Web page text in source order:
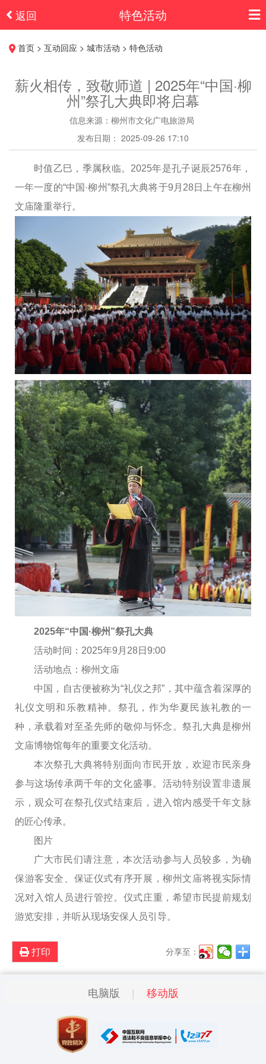
返回 特色活动
首页 > 互动回应 > 城市活动 > 特色活动
薪火相传，致敬师道 | 2025年“中国·柳
州”祭孔大典即将启幕
信息来源：柳州市文化广电旅游局
发布日期： 2025-09-26 17:10
时值乙巳，季属秋临。2025年是孔子诞辰2576年，
一年一度的“中国·柳州”祭孔大典将于9月28日上午在柳州
文庙隆重举行。
2025年“中国·柳州”祭孔大典
活动时间：2025年9月28日9:00
活动地点：柳州文庙
中国，自古便被称为“礼仪之邦”，其中蕴含着深厚的
礼仪文明和乐教精神。祭孔，作为华夏民族礼教的一
种，承载着对至圣先师的敬仰与怀念。祭孔大典是柳州
文庙博物馆每年的重要文化活动。
本次祭孔大典将特别面向市民开放‌，欢迎市民亲身
参与这场传承两千年的文化盛事。活动特别设置‌非遗展
示，观众可在祭孔仪式结束后，进入馆内感受千年文脉
的匠心传承。
图片
广大市民们请注意，本次活动参与人员较多，为确
保游客安全、保证仪式有序开展，柳州文庙将视实际情
况对入馆人员进行管控。仪式庄重，希望市民提前规划
游览安排，并听从现场安保人员引导。
打印 分享至：
电脑版 移动版